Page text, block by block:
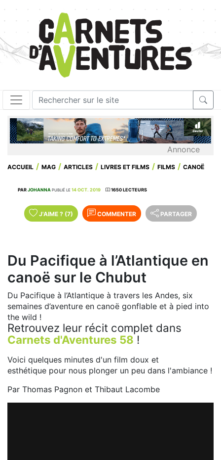
Annonce
ACCUEIL MAG ARTICLES LIVRES ET FILMS FILMS CANOË
PARJOHANNA PUBLIÉ LE 14 OCT. 2019 1650 LECTEURS
J'AIME ? (7) COMMENTER PARTAGER
Du Pacifique à l’Atlantique en
canoë sur le Chubut
Du Pacifique à l’Atlantique à travers les Andes, six
semaines d’aventure en canoë gonflable et à pied into
the wild !
Retrouvez leur récit complet dans
Carnets d'Aventures 58 !
Voici quelques minutes d'un film doux et
esthétique pour nous plonger un peu dans l'ambiance !
Par Thomas Pagnon et Thibaut Lacombe